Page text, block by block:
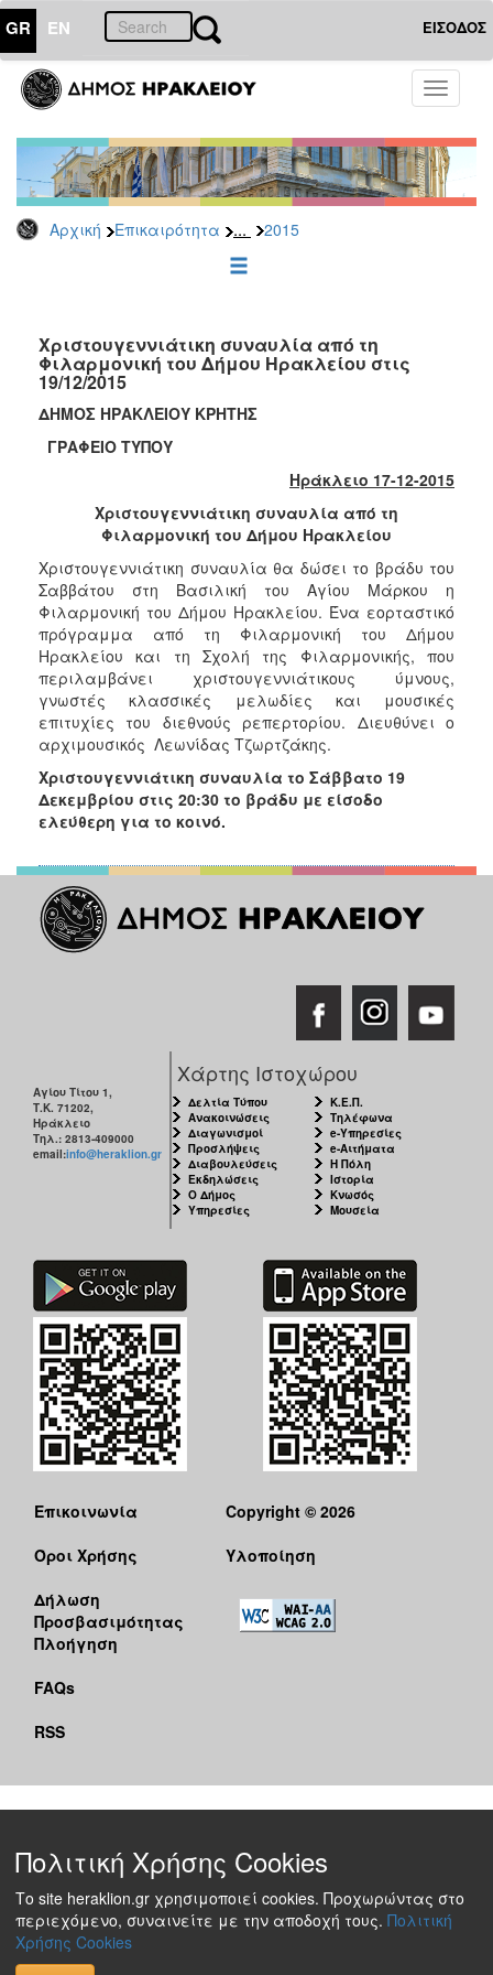
GR EN ΕΙΣΟΔΟΣ
Toggle
Αρχική Επικαιρότητα ... 2015
ΕΠΙΚΑΙΡΟΤΗΤΑ
Τύπου
Αρχείο
2026
2025
2022
2021
2020
2019
2017
2016
2015
2013
2012
2011
2010
2006
ΕΠΙΣΚΕΠΤΗΣ
ΗΡΑΚΛΕΙΟ
Χριστουγεννιάτικη συναυλία από τη
Φιλαρμονική του Δήμου Ηρακλείου στις
19/12/2015
ΔΗΜΟΣ ΗΡΑΚΛΕΙΟΥ ΚΡΗΤΗΣ
ΓΡΑΦΕΙΟ ΤΥΠΟΥ
Ηράκλειο 17-12-2015
Χριστουγεννιάτικη συναυλία από τη
Φιλαρμονική του Δήμου Ηρακλείου
Χριστουγεννιάτικη συναυλία θα δώσει το βράδυ του
Σαββάτου στη Βασιλική του Αγίου Μάρκου η
Φιλαρμονική του Δήμου Ηρακλείου. Ένα εορταστικό
πρόγραμμα από τη Φιλαρμονική του Δήμου
Ηρακλείου και τη Σχολή της Φιλαρμονικής, που
περιλαμβάνει χριστουγεννιάτικους ύμνους,
γνωστές κλασσικές μελωδίες και μουσικές
επιτυχίες του διεθνούς ρεπερτορίου. Διευθύνει ο
αρχιμουσικός Λεωνίδας Τζωρτζάκης.
Χριστουγεννιάτικη συναυλία το Σάββατο 19
Δεκεμβρίου στις 20:30 το βράδυ με είσοδο
ελεύθερη για το κοινό.
Αγίου Τίτου 1,
Τ.Κ. 71202,
Ηράκλειο
Τηλ.: 2813-409000
email:info@heraklion.gr
Χάρτης Ιστοχώρου
Δελτία Τύπου
Ανακοινώσεις
Διαγωνισμοί
Προσλήψεις
Διαβουλεύσεις
Εκδηλώσεις
Ο Δήμος
Υπηρεσίες
Κ.Ε.Π.
Τηλέφωνα
e-Υπηρεσίες
e-Αιτήματα
Η Πόλη
Ιστορία
Κνωσός
Μουσεία
Επικοινωνία
Όροι Χρήσης
Δήλωση
Προσβασιμότητας
Πλοήγηση
FAQs
RSS
Copyright © 2026
Υλοποίηση
Πολιτική Χρήσης Cookies
Το site heraklion.gr χρησιμοποιεί cookies. Προχωρώντας στο
περιεχόμενο, συναινείτε με την αποδοχή τους. Πολιτική
Χρήσης Cookies